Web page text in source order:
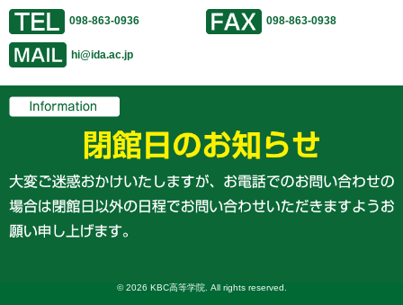
098-863-0936 098-863-0938
hi@ida.ac.jp
© 2026 KBC高等学院. All rights reserved.